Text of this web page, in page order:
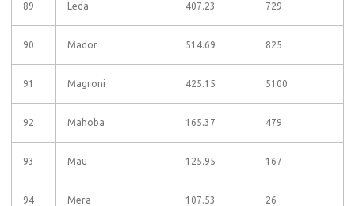
89 Leda 407.23 729
90 Mador 514.69 825
91 Magroni 425.15 5100
92 Mahoba 165.37 479
93 Mau 125.95 167
94 Mera 107.53 26